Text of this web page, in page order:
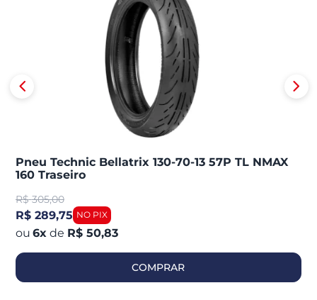
Pneu Technic Bellatrix 130-70-13 57P TL NMAX
160 Traseiro
R$ 305,00
R$ 289,75
6x de R$ 50,83
COMPRAR